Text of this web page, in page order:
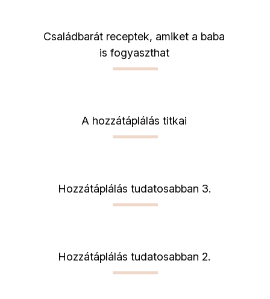
Családbarát receptek, amiket a baba
is fogyaszthat
A hozzátáplálás titkai
Hozzátáplálás tudatosabban 3.
Hozzátáplálás tudatosabban 2.